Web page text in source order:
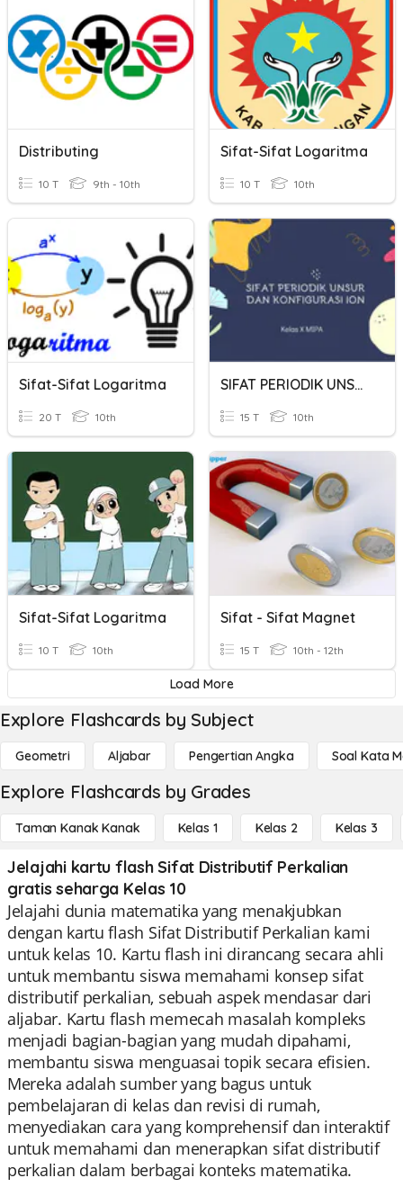
Distributing
10 T 9th - 10th
Sifat-Sifat Logaritma
10 T 10th
Sifat-Sifat Logaritma
20 T 10th
SIFAT PERIODIK UNSUR
15 T 10th
Sifat-Sifat Logaritma
10 T 10th
Sifat - Sifat Magnet
15 T 10th - 12th
Load More
Explore Flashcards by Subject
Geometri Aljabar Pengertian Angka Soal Kata
Explore Flashcards by Grades
Taman Kanak Kanak Kelas 1 Kelas 2 Kelas 3
Jelajahi kartu flash Sifat Distributif Perkalian
gratis seharga Kelas 10
Jelajahi dunia matematika yang menakjubkan
dengan kartu flash Sifat Distributif Perkalian kami
untuk kelas 10. Kartu flash ini dirancang secara ahli
untuk membantu siswa memahami konsep sifat
distributif perkalian, sebuah aspek mendasar dari
aljabar. Kartu flash memecah masalah kompleks
menjadi bagian-bagian yang mudah dipahami,
membantu siswa menguasai topik secara efisien.
Mereka adalah sumber yang bagus untuk
pembelajaran di kelas dan revisi di rumah,
menyediakan cara yang komprehensif dan interaktif
untuk memahami dan menerapkan sifat distributif
perkalian dalam berbagai konteks matematika.